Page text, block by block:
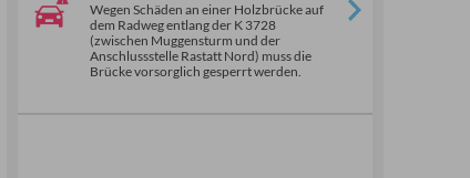
Wegen Schäden an einer Holzbrücke auf
dem Radweg entlang der K 3728
(zwischen Muggensturm und der
Anschlussstelle Rastatt Nord) muss die
Brücke vorsorglich gesperrt werden.